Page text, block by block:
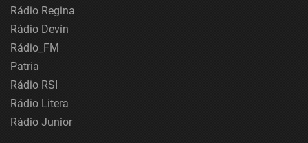
Rádio Regina
Rádio Devín
Rádio_FM
Patria
Rádio RSI
Rádio Litera
Rádio Junior